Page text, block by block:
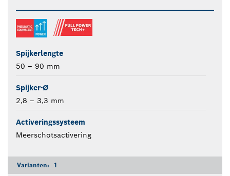
Spijkerlengte
50 – 90 mm
Spijker-Ø
2,8 – 3,3 mm
Activeringssysteem
Meerschotsactivering
Varianten: 1